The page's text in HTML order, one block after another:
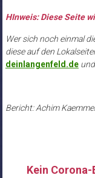
HInweis: Diese Seite
Wer sich noch einmal
diese auf den
deinlangenfeld.de
Bericht: Achim
Kein